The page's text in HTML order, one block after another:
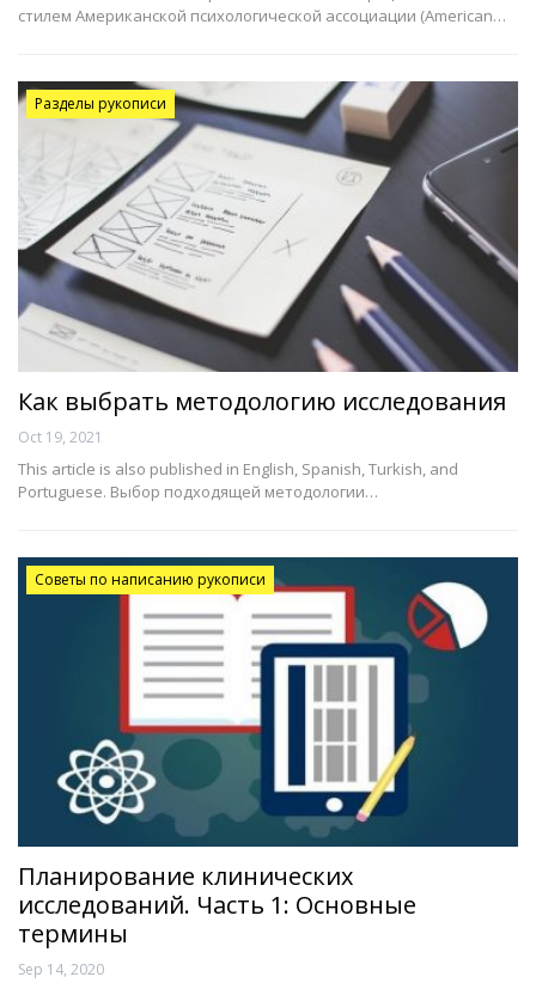
стилем Американской психологической ассоциации (American…
Разделы рукописи
Как выбрать методологию исследования
Oct 19, 2021
This article is also published in English, Spanish, Turkish, and
Portuguese. Выбор подходящей методологии…
Советы по написанию рукописи
Планирование клинических
исследований. Часть 1: Основные
термины
Sep 14, 2020